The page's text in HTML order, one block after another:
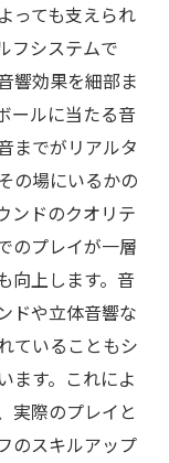
っても支えられ
フシステムで
響効果を細部ま
ールに当たる音
までがリアルタ
の場にいるかの
ンドのクオリテ
のプレイが一層
向上します。音
ドや立体音響な
ていることもシ
ます。これによ
実際のプレイと
のスキルアップ